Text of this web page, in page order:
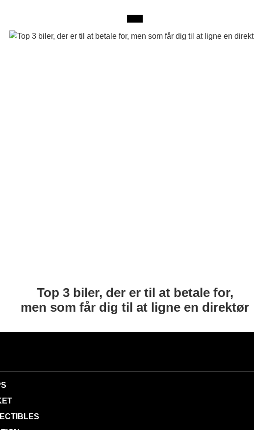
Top 3 biler, der er til at betale for,
men som får dig til at ligne en direktør